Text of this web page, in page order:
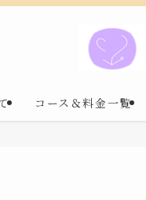
コース＆料金一覧